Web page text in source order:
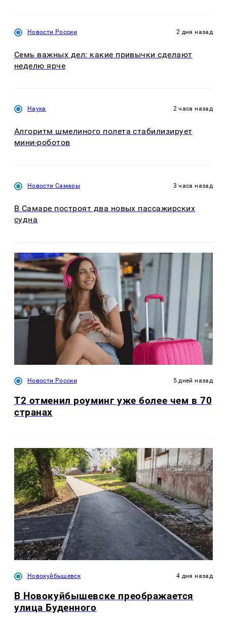
Новости России 2 дня назад
Семь важных дел: какие привычки сделают
неделю ярче
Наука 2 часа назад
Алгоритм шмелиного полета стабилизирует
мини-роботов
Новости Самары 3 часа назад
В Самаре построят два новых пассажирских
судна
Новости России 5 дней назад
Т2 отменил роуминг уже более чем в 70
странах
Новокуйбышевск 4 дня назад
В Новокуйбышевске преображается
улица Буденного